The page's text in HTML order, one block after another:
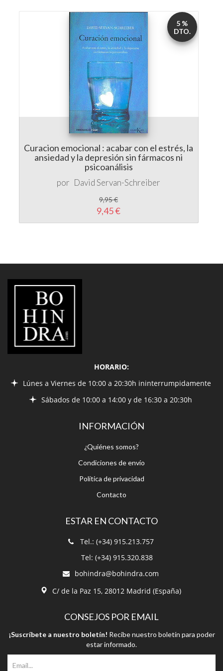
Curacion emocional : acabar con el estrés, la
ansiedad y la depresión sin fármacos ni
psicoanálisis
por David Servan-Schreiber
9,95 €
9,45 €
5 %
DTO.
LIBRERÍA
BOHINDRA
HORARIO:
Lúnes a Viernes de 10:00 a 20:30h ininterrumpidamente
Sábados de 10:00 a 14:00 y de 16:30 a 20:30h
INFORMACIÓN
¿Quiénes somos?
Condiciones de envío
Política de privacidad
Contacto
ESTAR EN CONTACTO
Tel.: (+34) 915.213.757
Tel: (+34) 915.320.838
bohindra@bohindra.com
C/ de la Paz 15, 28012 Madrid (España)
CONSEJOS POR EMAIL
¡Suscríbete a nuestro boletín! Recibe nuestro boletín para poder
estar informado.